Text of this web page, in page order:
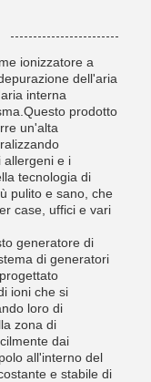
ionizzatore a
dell'aria
interna
prodotto
un'alta
allergeni e i
tecnologia di
pulito e sano, che
case, uffici e vari
generatore di
di generatori
ioni che si
loro di
zona di
dai
all'interno del
e stabile di